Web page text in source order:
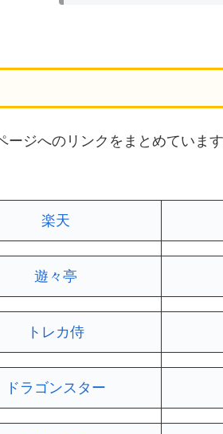
ージへのリンクをまとめていま
楽天
遊々亭
トレカ侍
ドラゴンスター